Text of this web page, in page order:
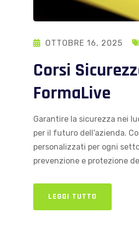
OTTOBRE 16, 2025
Corsi
FormaLive
Garantire la sicurezza nei
per il futuro dell’azienda.
personalizzati per ogni
prevenzione e protezione
LEGGI TUTTO